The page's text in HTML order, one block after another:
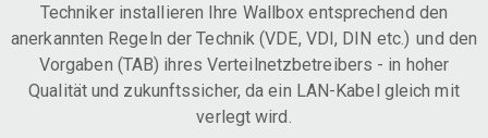
Techniker installieren Ihre Wallbox entsprechend den
anerkannten Regeln der Technik (VDE, VDI, DIN etc.) und den
Vorgaben (TAB) ihres Verteilnetzbetreibers - in hoher
Qualität und zukunftssicher, da ein LAN-Kabel gleich mit
verlegt wird.